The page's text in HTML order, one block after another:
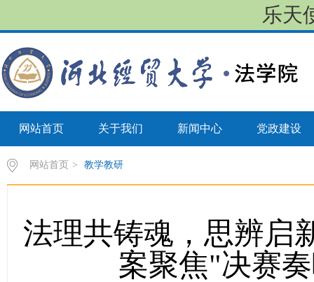
乐天
网站首页 关于我们 新闻中心 党政建设
网站首页 > 教学教研
法理共铸魂，思辨
案聚焦"决赛